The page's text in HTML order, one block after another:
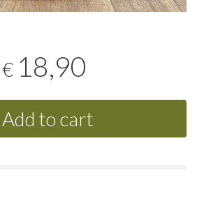
€ 18,90
Add to cart